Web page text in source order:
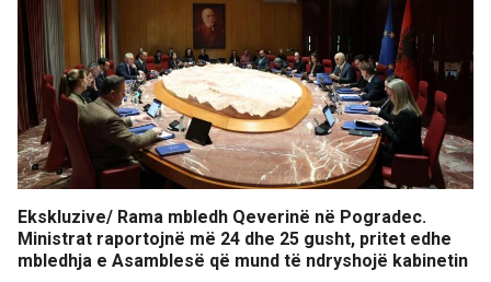
Ekskluzive/ Rama mbledh Qeverinë në Pogradec.
Ministrat raportojnë më 24 dhe 25 gusht, pritet edhe
mbledhja e Asamblesë që mund të ndryshojë kabinetin